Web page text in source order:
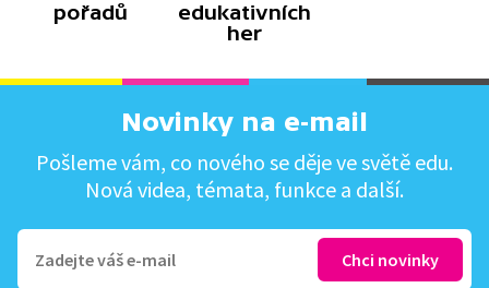
pořadů
edukativních
her
Novinky na e-mail
Pošleme vám, co nového se děje ve světě edu.
Nová videa, témata, funkce a další.